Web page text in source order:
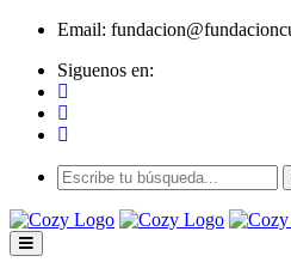
Email:
Siguenos en: